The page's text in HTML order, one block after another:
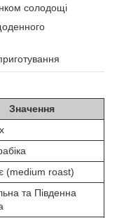
солодощі
Значення
(medium roast)
та Південна